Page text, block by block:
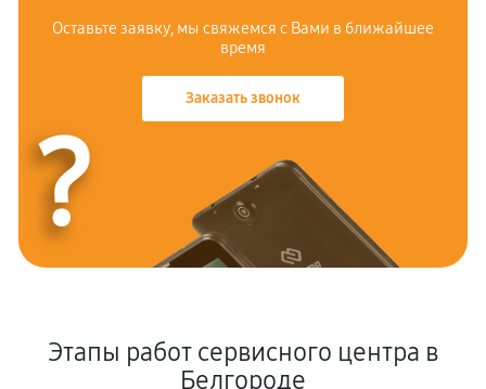
Оставьте заявку, мы свяжемся с Вами в ближайшее
время
Заказать звонок
?
Этапы работ сервисного центра в
Белгороде